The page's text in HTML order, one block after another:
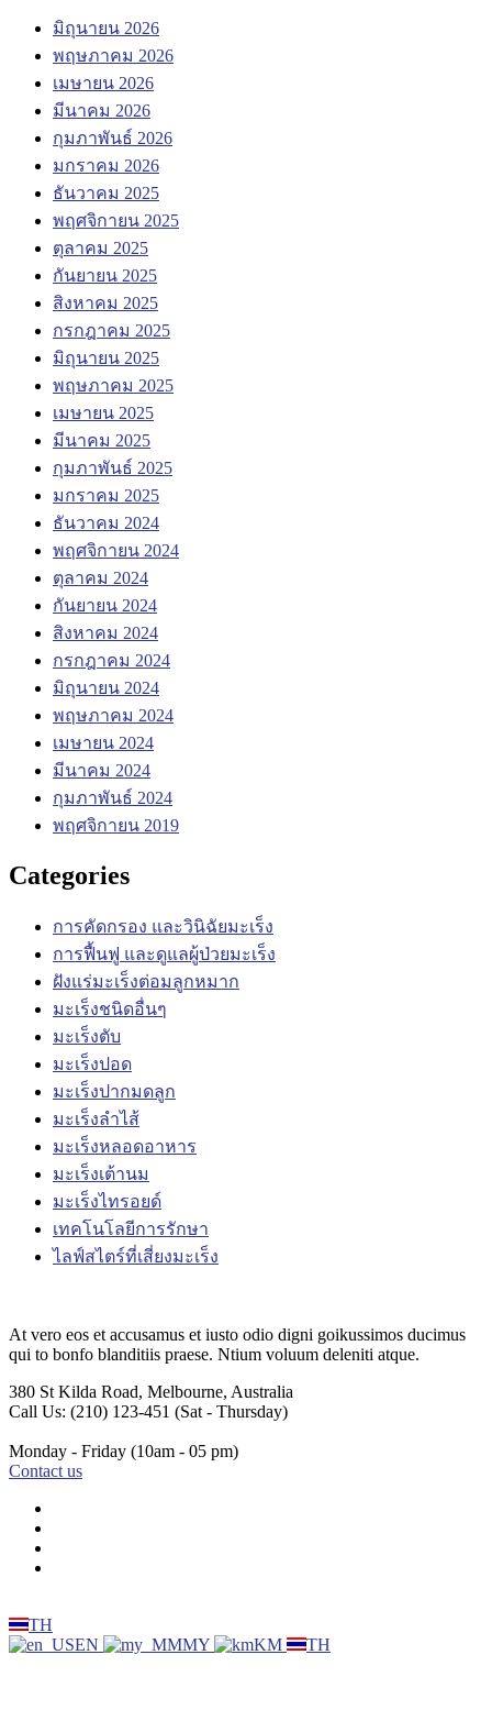
มิถุนายน 2026
พฤษภาคม 2026
เมษายน 2026
มีนาคม 2026
กุมภาพันธ์ 2026
มกราคม 2026
ธันวาคม 2025
พฤศจิกายน 2025
ตุลาคม 2025
กันยายน 2025
สิงหาคม 2025
กรกฎาคม 2025
มิถุนายน 2025
พฤษภาคม 2025
เมษายน 2025
มีนาคม 2025
กุมภาพันธ์ 2025
มกราคม 2025
ธันวาคม 2024
พฤศจิกายน 2024
ตุลาคม 2024
กันยายน 2024
สิงหาคม 2024
กรกฎาคม 2024
มิถุนายน 2024
พฤษภาคม 2024
เมษายน 2024
มีนาคม 2024
กุมภาพันธ์ 2024
พฤศจิกายน 2019
Categories
การคัดกรอง และวินิฉัยมะเร็ง
การฟื้นฟู และดูแลผู้ป่วยมะเร็ง
ฝังแร่มะเร็งต่อมลูกหมาก
มะเร็งชนิดอื่นๆ
มะเร็งตับ
มะเร็งปอด
มะเร็งปากมดลูก
มะเร็งลำไส้
มะเร็งหลอดอาหาร
มะเร็งเต้านม
มะเร็งไทรอยด์
เทคโนโลยีการรักษา
ไลฟ์สไตร์ที่เสี่ยงมะเร็ง
At vero eos et accusamus et iusto odio digni goikussimos ducimus
qui to bonfo blanditiis praese. Ntium voluum deleniti atque.
380 St Kilda Road, Melbourne, Australia
Call Us: (210) 123-451 (Sat - Thursday)
Monday - Friday (10am - 05 pm)
Contact us
TH
EN
MY KM TH